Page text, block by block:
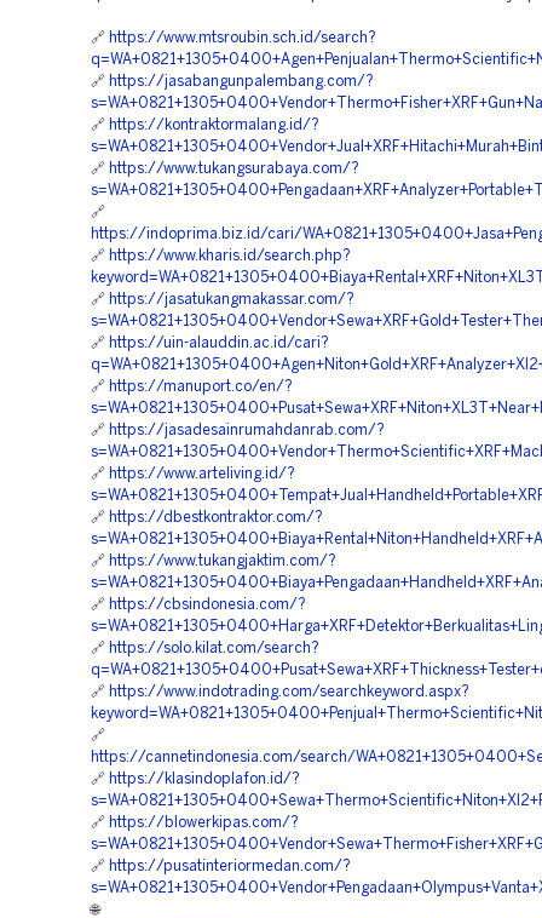
🔗 https://www.mtsroubin.sch.id/search?
🔗 https://jasabangunpalembang.com/?
🔗 https://kontraktormalang.id/?
🔗 https://www.tukangsurabaya.com/?
🔗
https://indoprima.biz.id/cari/
🔗 https://www.kharis.id/search.php?
🔗 https://jasatukangmakassar.com/?
🔗 https://uin-alauddin.ac.id/cari?
🔗 https://manuport.co/en/?
🔗 https://jasadesainrumahdanrab.com/?
🔗 https://www.arteliving.id/?
🔗 https://dbestkontraktor.com/?
🔗 https://www.tukangjaktim.com/?
🔗 https://cbsindonesia.com/?
🔗 https://solo.kilat.com/search?
🔗 https://www.indotrading.com/searchkeyword.aspx?
🔗
https://cannetindonesia.com/search/
🔗 https://klasindoplafon.id/?
🔗 https://blowerkipas.com/?
🔗 https://pusatinteriormedan.com/?
🌐